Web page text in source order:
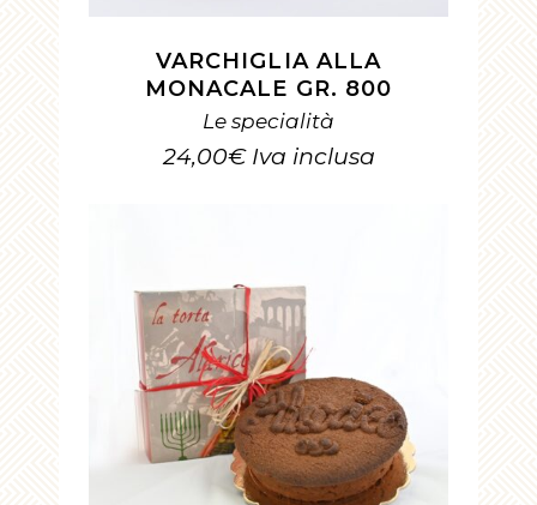
VARCHIGLIA ALLA
MONACALE GR. 800
Le specialità
24,00€ Iva inclusa
AGGIUNGI AL CARRELLO